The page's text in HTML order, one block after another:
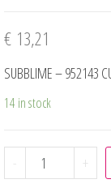
€13,21
SUBBLIME – 952143
14 in stock
- SUBBLIME -
+